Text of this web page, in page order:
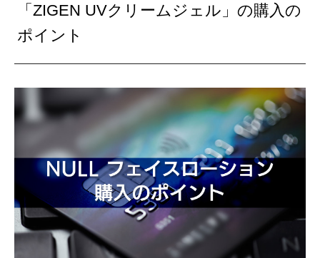
「ZIGEN UVクリームジェル」の購入の
ポイント